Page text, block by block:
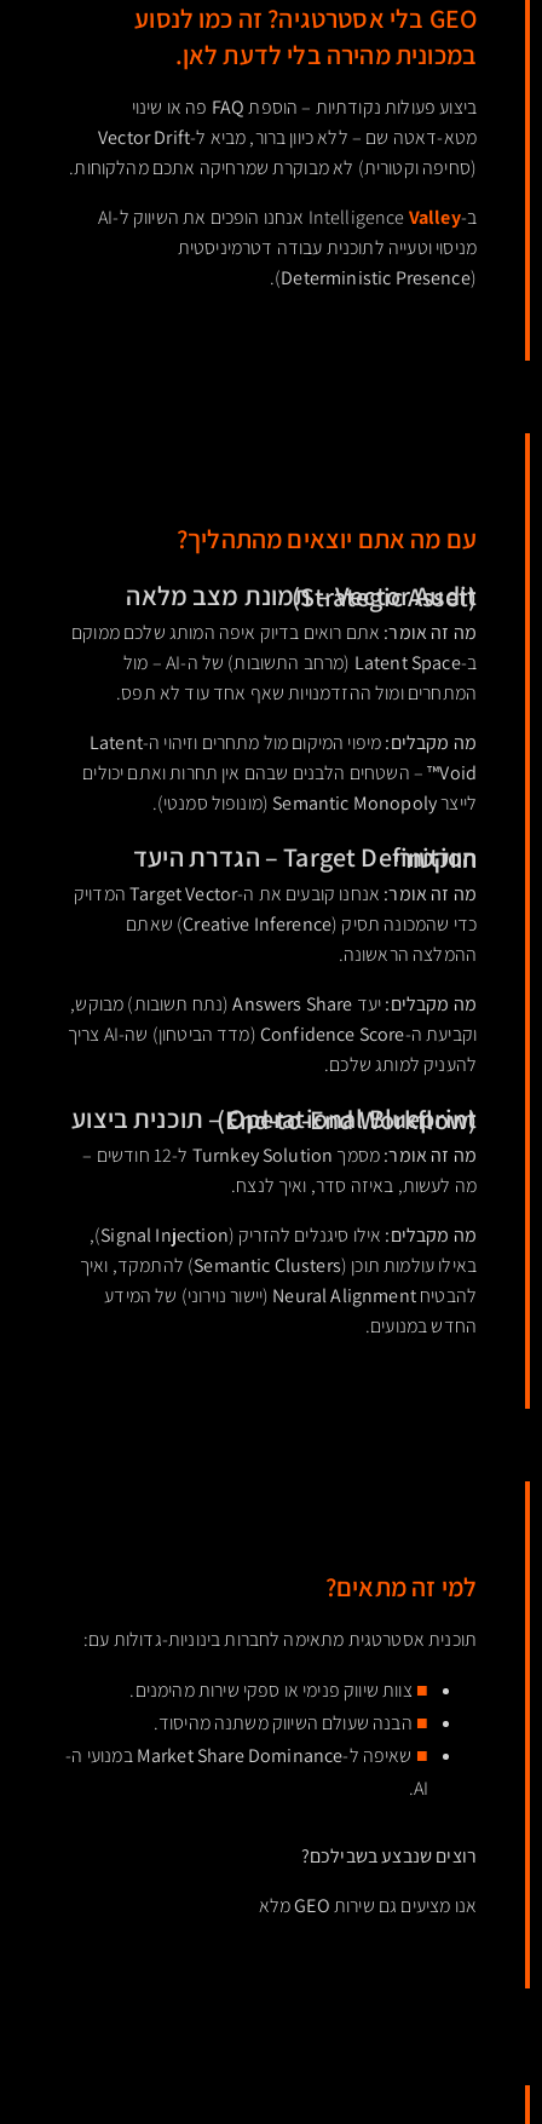
GEO בלי אסטרטגיה? זה כמו לנסוע
במכונית מהירה בלי לדעת לאן.
ביצוע פעולות נקודתיות – הוספתFAQ פה או שינוי
מטא-דאטה שם – ללא כיוון ברור, מביא ל-Vector Drift
(סחיפה וקטורית) לא מבוקרת שמרחיקה אתכם מהלקוחות.
ב-IntelligenceValley
אנחנו הופכים את השיווק ל-AI
מניסוי וטעייה לתוכנית עבודה דטרמיניסטית
(
Deterministic Presence
).
עם מה אתם יוצאים מהתהליך?
Vector Audit – תמונת מצב מלאה (Strategic Asset)
מה זה אומר: אתם רואים בדיוק איפה המותג שלכם ממוקם
ב-Latent Space
(מרחב התשובות) של ה-AI – מול
המתחרים ומול ההזדמנויות שאף אחד עוד לא תפס.
מה מקבלים:מיפוי המיקום מול מתחרים וזיהוי ה-Latent
Void™ – השטחים הלבנים שבהם אין תחרות ואתם יכולים
לייצרSemantic Monopoly (מונופול סמנטי).
Target Definition – הגדרת היעד הווקטורי
מה זה אומר: אנחנו קובעים את ה-Target Vectorהמדויק
כדי שהמכונה תסיק (Creative Inference) שאתם
ההמלצה הראשונה.
מה מקבלים:יעד Answers Share(נתח תשובות) מבוקש,
וקביעת ה-Confidence Score
(מדד הביטחון) שה-AI צריך
להעניק למותג שלכם.
Operational Blueprint – תוכנית ביצוע (End-to-End Workflow)
מה זה אומר:מסמך Turnkey Solution
ל-12 חודשים –
מה לעשות, באיזה סדר, ואיך לנצח.
מה מקבלים: אילו סיגנלים להזריק (Signal Injection
),
באילו עולמות תוכן (Semantic Clusters) להתמקד, ואיך
להבטיחNeural Alignment (יישור נוירוני) של המידע
החדש במנועים.
למי זה מתאים?
תוכנית אסטרטגית מתאימה לחברות בינוניות-גדולות עם:
■ צוות שיווק פנימי או ספקי שירות מהימנים.
■ הבנה שעולם השיווק משתנה מהיסוד.
■ שאיפה ל-Market Share Dominanceבמנועי ה-
AI.
רוצים שנבצע בשבילכם?
אנו מציעים גם שירותGEOמלא